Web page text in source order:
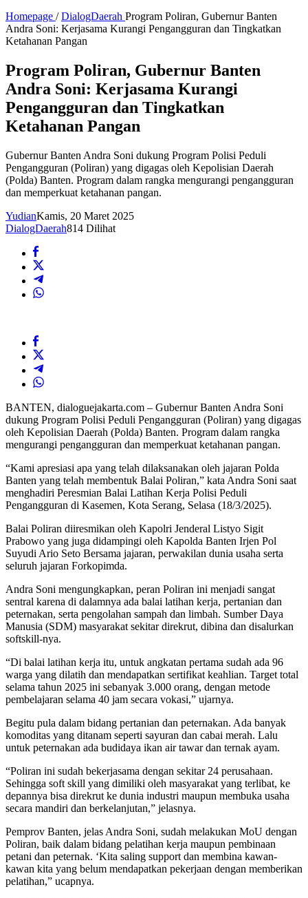
Homepage / DialogDaerah Program Poliran, Gubernur Banten
Andra Soni: Kerjasama Kurangi Pengangguran dan Tingkatkan
Ketahanan Pangan
Program Poliran, Gubernur Banten
Andra Soni: Kerjasama Kurangi
Pengangguran dan Tingkatkan
Ketahanan Pangan
Gubernur Banten Andra Soni dukung Program Polisi Peduli
Pengangguran (Poliran) yang digagas oleh Kepolisian Daerah
(Polda) Banten. Program dalam rangka mengurangi pengangguran
dan memperkuat ketahanan pangan.
YudianKamis, 20 Maret 2025
DialogDaerah814 Dilihat
BANTEN, dialoguejakarta.com – Gubernur Banten Andra Soni
dukung Program Polisi Peduli Pengangguran (Poliran) yang digagas
oleh Kepolisian Daerah (Polda) Banten. Program dalam rangka
mengurangi pengangguran dan memperkuat ketahanan pangan.
“Kami apresiasi apa yang telah dilaksanakan oleh jajaran Polda
Banten yang telah membentuk Balai Poliran,” kata Andra Soni saat
menghadiri Peresmian Balai Latihan Kerja Polisi Peduli
Pengangguran di Kasemen, Kota Serang, Selasa (18/3/2025).
Balai Poliran diiresmikan oleh Kapolri Jenderal Listyo Sigit
Prabowo yang juga didampingi oleh Kapolda Banten Irjen Pol
Suyudi Ario Seto Bersama jajaran, perwakilan dunia usaha serta
seluruh jajaran Forkopimda.
Andra Soni mengungkapkan, peran Poliran ini menjadi sangat
sentral karena di dalamnya ada balai latihan kerja, pertanian dan
peternakan, serta pengolahan sampah dan limbah. Sumber Daya
Manusia (SDM) masyarakat sekitar direkrut, dibina dan disalurkan
softskill-nya.
“Di balai latihan kerja itu, untuk angkatan pertama sudah ada 96
warga yang dilatih dan mendapatkan sertifikat keahlian. Target total
selama tahun 2025 ini sebanyak 3.000 orang, dengan metode
pembelajaran selama 40 jam secara vokasi,” ujarnya.
Begitu pula dalam bidang pertanian dan peternakan. Ada banyak
komoditas yang ditanam seperti sayuran dan cabai merah. Lalu
untuk peternakan ada budidaya ikan air tawar dan ternak ayam.
“Poliran ini sudah bekerjasama dengan sekitar 24 perusahaan.
Sehingga soft skill yang dimiliki oleh masyarakat yang terlibat, ke
depannya bisa direkrut ke dunia industri maupun membuka usaha
secara mandiri dan berkelanjutan,” jelasnya.
Pemprov Banten, jelas Andra Soni, sudah melakukan MoU dengan
Poliran, baik dalam bidang pelatihan kerja maupun pembinaan
petani dan peternak. ‘Kita saling support dan membina kawan-
kawan kita yang belum mendapatkan pekerjaan dengan memberikan
pelatihan,” ucapnya.